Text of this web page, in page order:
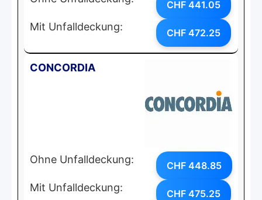
CHF 441.05
Mit Unfalldeckung: CHF 472.25
CONCORDIA
Ohne Unfalldeckung: CHF 448.85
Mit Unfalldeckung: CHF 475.25